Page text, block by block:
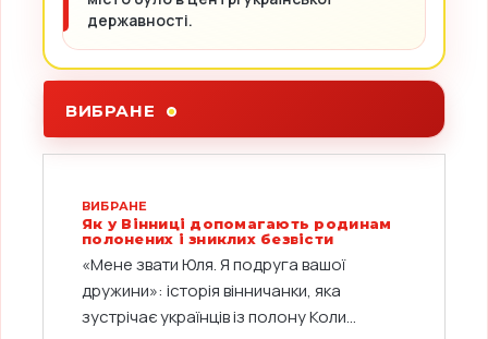
державності.
ВИБРАНЕ
ВИБРАНЕ
Як у Вінниці допомагають родинам
полонених і зниклих безвісти
«Мене звати Юля. Я подруга вашої
дружини»: історія вінничанки, яка
зустрічає українців із полону Коли...